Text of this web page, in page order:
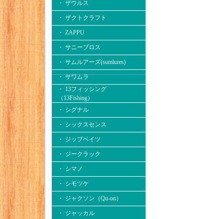
・ ザウルス
・ ザクトクラフト
・ ZAPPU
・ サニーブロス
・ サムルアーズ(sumlures)
・ サワムラ
・ 13フィッシング
（13Fishing）
・ シグナル
・ シックスセンス
・ ジップベイツ
・ ジークラック
・ シマノ
・ シモツケ
・ ジャクソン（Qu-on）
・ ジャッカル